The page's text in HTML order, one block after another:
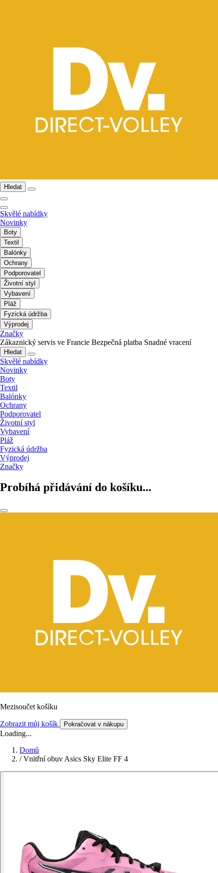
Hledat
Skvělé nabídky
Novinky
Boty
Textil
Balónky
Ochrany
Podporovatel
Životní styl
Vybavení
Pláž
Fyzická údržba
Výprodej
Značky
Zákaznický servis ve Francie Bezpečná platba Snadné vracení
Hledat
Skvělé nabídky
Novinky
Boty
Textil
Balónky
Ochrany
Podporovatel
Životní styl
Vybavení
Pláž
Fyzická údržba
Výprodej
Značky
Probíhá přidávání do košíku...
Mezisoučet košíku
Zobrazit můj košík Pokračovat v nákupu
Loading...
Domů
/ Vnitřní obuv Asics Sky Elite FF 4